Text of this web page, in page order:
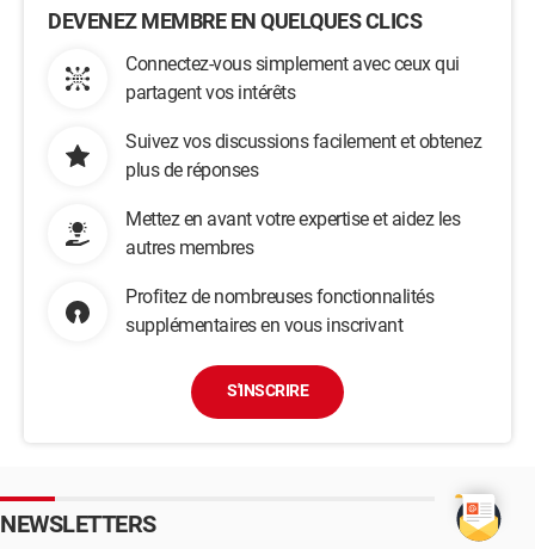
DEVENEZ MEMBRE EN QUELQUES CLICS
Connectez-vous simplement avec ceux qui
partagent vos intérêts
Suivez vos discussions facilement et obtenez
plus de réponses
Mettez en avant votre expertise et aidez les
autres membres
Profitez de nombreuses fonctionnalités
supplémentaires en vous inscrivant
S'INSCRIRE
NEWSLETTERS